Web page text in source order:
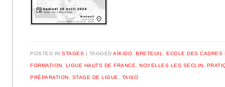
POSTED INSTAGES TAGGEDAÏKIDO ,BRETEUIL ,ECOLE DES CADRES
FORMATION LIGUE HAUTS DE FRANCE ,NOYELLES LES SECLIN
PRÉPARATION STAGE DE LIGUE TAISO